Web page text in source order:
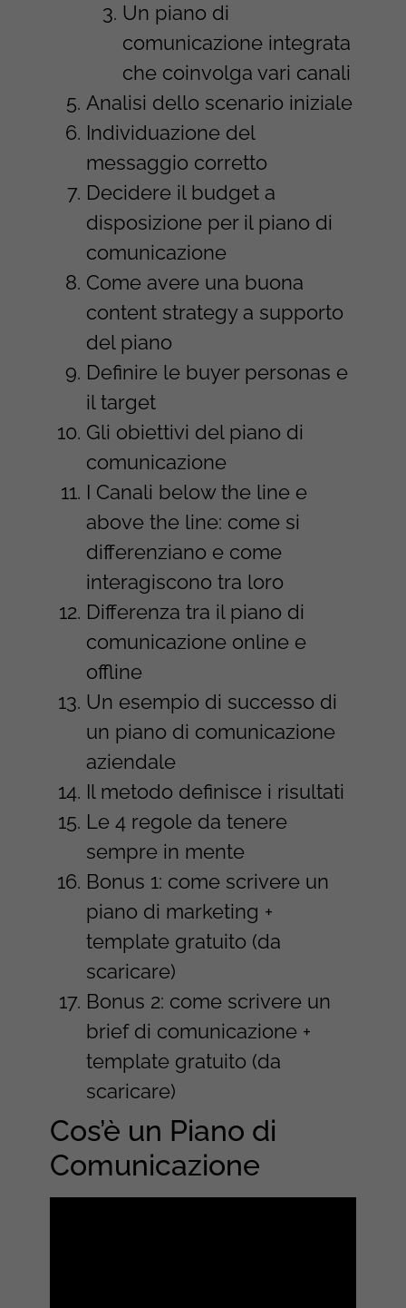
Un piano di
comunicazione integrata
che coinvolga vari canali
Analisi dello scenario iniziale
Individuazione del
messaggio corretto
Decidere il budget a
disposizione per il piano di
comunicazione
Come avere una buona
content strategy a supporto
del piano
Definire le buyer personas e
il target
Gli obiettivi del piano di
comunicazione
I Canali below the line e
above the line: come si
differenziano e come
interagiscono tra loro
Differenza tra il piano di
comunicazione online e
offline
Un esempio di successo di
un piano di comunicazione
aziendale
Il metodo definisce i risultati
Le 4 regole da tenere
sempre in mente
Bonus 1: come scrivere un
piano di marketing +
template gratuito (da
scaricare)
Bonus 2: come scrivere un
brief di comunicazione +
template gratuito (da
scaricare)
Cos’è un Piano di
Comunicazione